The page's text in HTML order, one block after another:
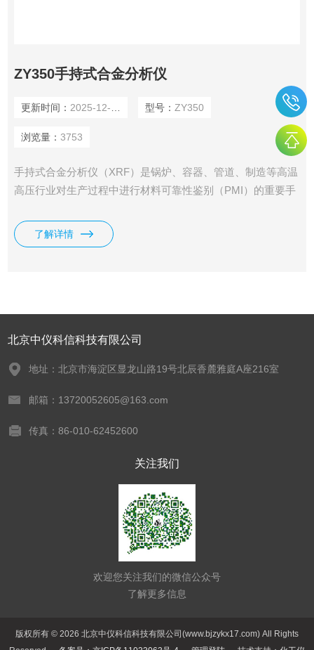
ZY350手持式合金分析仪
更新时间： 2025-12-31 型号： ZY350
浏览量： 3753
手持式合金分析仪（XRF）是锅炉、容器、管道、制造等高温
高压行业对生产过程中进行材料可靠性鉴别（PMI）的重要手
工程行业的生产过程中对金属材料进行识别。在石化精炼、精
细化工、制药、电力电站、航空航天等工程安装施工过程中对
了解详情
北京中仪科信科技有限公司
地址：北京市海淀区显龙山路19号北辰香麓雅庭A座216室
邮箱：13720052605@163.com
传真：86-010-62452600
关注我们
欢迎您关注我们的微信公众号
了解更多信息
版权所有 © 2026 北京中仪科信科技有限公司(www.bjzykx17.com) All Rights